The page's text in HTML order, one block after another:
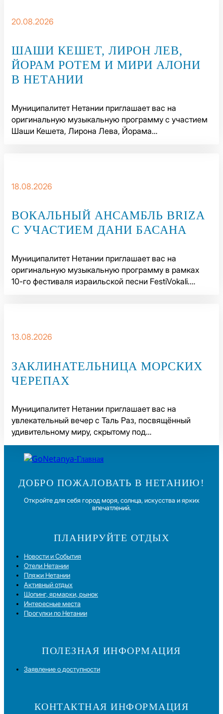
20.08.2026
ШАШИ КЕШЕТ, ЛИРОН ЛЕВ,
ЙОРАМ РОТЕМ И МИРИ АЛОНИ
В НЕТАНИИ
Муниципалитет Нетании приглашает вас на
оригинальную музыкальную программу с участием
Шаши Кешета, Лирона Лева, Йорама…
18.08.2026
ВОКАЛЬНЫЙ АНСАМБЛЬ BRIZA
С УЧАСТИЕМ ДАНИ БАСАНА
Муниципалитет Нетании приглашает вас на
оригинальную музыкальную программу в рамках
10-го фестиваля израильской песни FestiVokali.…
13.08.2026
ЗАКЛИНАТЕЛЬНИЦА МОРСКИХ
ЧЕРЕПАХ
Муниципалитет Нетании приглашает вас на
увлекательный вечер с Таль Раз, посвящённый
удивительному миру, скрытому под…
ДОБРО ПОЖАЛОВАТЬ В НЕТАНИЮ!
Откройте для себя город моря, солнца, искусства и ярких
впечатлений.
ПЛАНИРУЙТЕ ОТДЫХ
Новости и Cобытия
Отели Нетании
Пляжи Нетании
Активный отдых
Шопинг, ярмарки, рынок
Интересные места
Прогулки по Нетании
ПОЛЕЗНАЯ ИНФОРМАЦИЯ
Заявление о доступности
КОНТАКТНАЯ ИНФОРМАЦИЯ